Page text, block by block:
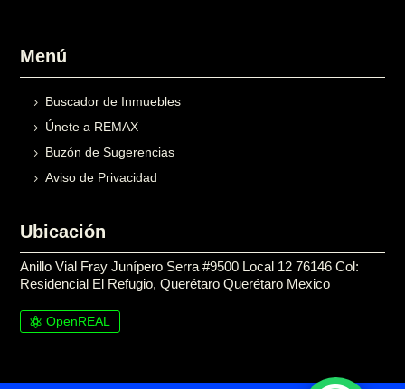
Menú
Buscador de Inmuebles
Únete a REMAX
Buzón de Sugerencias
Aviso de Privacidad
Ubicación
Anillo Vial Fray Junípero Serra #9500 Local 12 76146 Col:
Residencial El Refugio, Querétaro Querétaro Mexico
OpenREAL